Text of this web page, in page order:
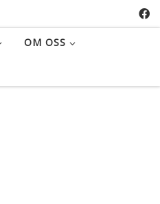
OM OSS